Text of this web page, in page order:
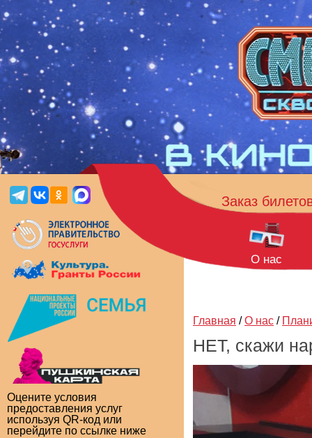
Оцените условия
предоставления услуг
используя QR-код или
перейдите по ссылке ниже
Заказ
О нас
Главная / О нас /
НЕТ, скажи